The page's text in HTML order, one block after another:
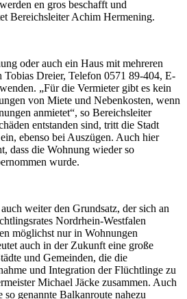
en gros beschafft und
Bereichsleiter Achim Hermening.
oder auch ein Haus mit mehreren
Tobias Dreier, Telefon 0571 89-404, E-
„Für die Vermieter gibt es kein
von Miete und Nebenkosten, wenn
anmietet“, so Bereichsleiter
entstanden sind, tritt die Stadt
ebenso bei Auszügen. Auch hier
dass die Wohnung wieder so
wurde.
weiter den Grundsatz, der sich an
Nordrhein-Westfalen
möglichst nur in Wohnungen
auch in der Zukunft eine große
und Gemeinden, die die
und Integration der Flüchtlinge zu
Michael Jäcke zusammen. Auch
genannte Balkanroute nahezu